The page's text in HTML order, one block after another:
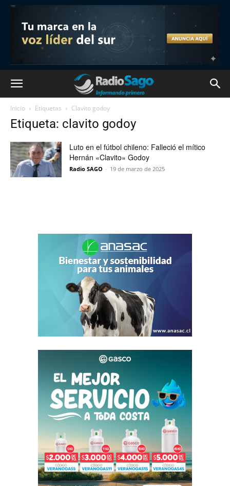
Inicio Etiquetas Clavito godoy
Etiqueta: clavito godoy
Luto en el fútbol chileno: Falleció el mítico
Hernán «Clavito» Godoy
Radio SAGO - 19 de marzo de 2025